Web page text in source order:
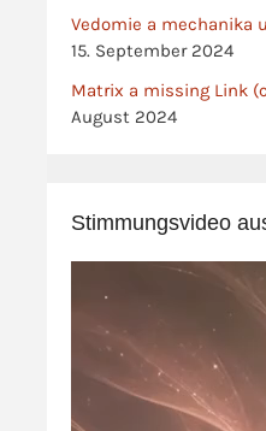
Vedomie a mechanika
15. September 2024
Matrix a missing Link
August 2024
Stimmungsvideo